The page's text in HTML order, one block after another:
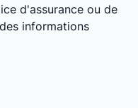
d'assurance ou de
informations